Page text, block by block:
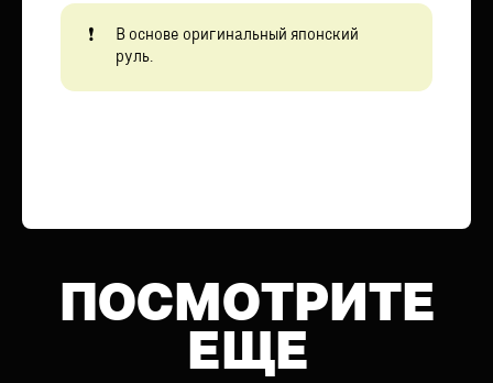
В основе оригинальный японский
руль.
ПОСМОТРИТЕ
ЕЩЕ